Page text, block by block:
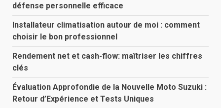
défense personnelle efficace
Installateur climatisation autour de moi : comment
choisir le bon professionnel
Rendement net et cash-flow: maîtriser les chiffres
clés
Évaluation Approfondie de la Nouvelle Moto Suzuki :
Retour d’Expérience et Tests Uniques